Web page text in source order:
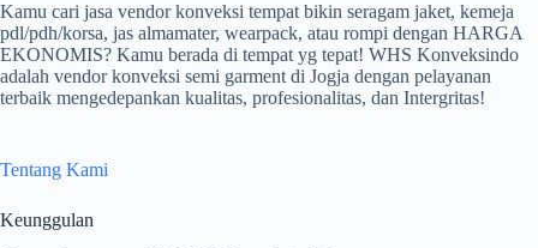
Kamu cari jasa vendor konveksi tempat bikin seragam jaket, kemeja
pdl/pdh/korsa, jas almamater, wearpack, atau rompi dengan HARGA
EKONOMIS? Kamu berada di tempat yg tepat! WHS Konveksindo
adalah vendor konveksi semi garment di Jogja dengan pelayanan
terbaik mengedepankan kualitas, profesionalitas, dan Intergritas!
Tentang Kami
Keunggulan